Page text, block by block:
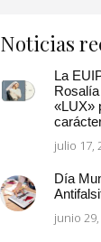
Noticias
La
«LUX»
julio 17,
Día
junio